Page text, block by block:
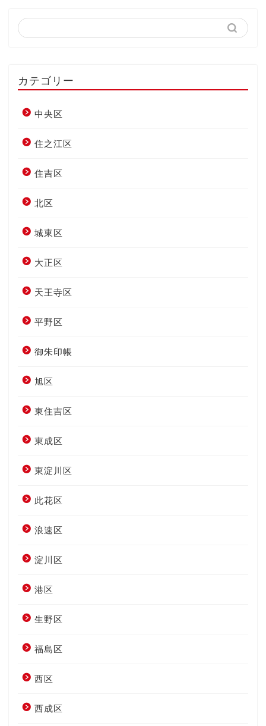
カテゴリー
中央区
住之江区
住吉区
北区
城東区
大正区
天王寺区
平野区
御朱印帳
旭区
東住吉区
東成区
東淀川区
此花区
浪速区
淀川区
港区
生野区
福島区
西区
西成区